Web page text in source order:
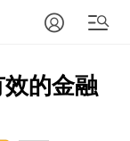
的金融